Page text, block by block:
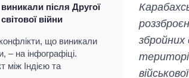
виникали після Другої
світової війни
що виникали
– на інфографіці.
між Індією та
збройних